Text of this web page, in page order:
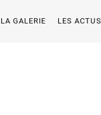
LA GALERIE LES ACTUS